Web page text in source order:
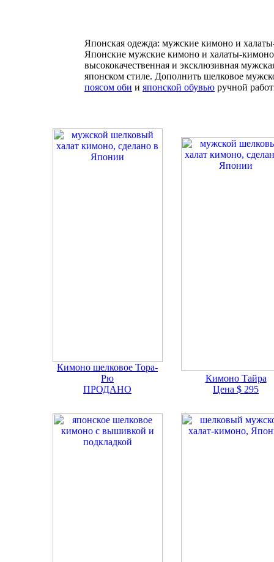
Японская одежда: мужские кимоно и
Японские мужские кимоно и халаты-
высококачественная и эксклюзивная
японском стиле. Дополнить шелковое
поясом оби и японской обувью ручной
Кимоно шелковое Тора-
Рю
ПРОДАНО
Кимоно Тайра
Цена $ 295